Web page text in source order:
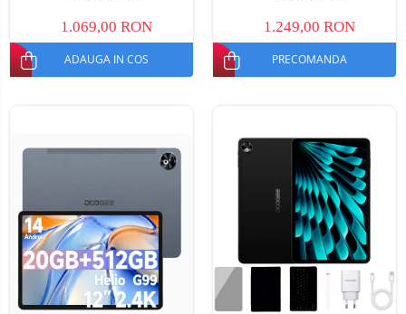
Stylus, Face Unlock, Dual SIM
1.069,00 RON
ADAUGA IN COS
1.249,00 RON
PRECOMANDA